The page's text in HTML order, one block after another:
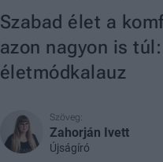
Szabad élet a
azon nagyon is
életmódkalauz
Szöveg:
Zahorján Ivett
Újságíró